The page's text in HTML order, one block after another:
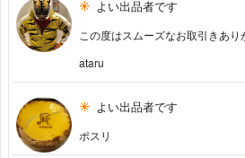
よい出品者です
この度はスムーズなお取引きあり
ataru
よい出品者です
ポスリ